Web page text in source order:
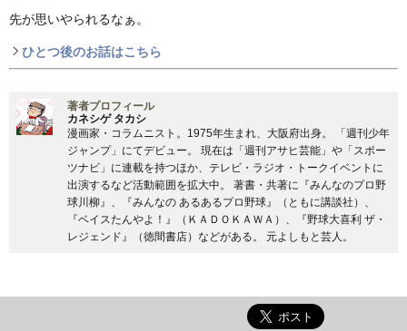
先が思いやられるなぁ。
ひとつ後のお話はこちら
著者プロフィール
カネシゲ タカシ
漫画家・コラムニスト。1975年生まれ、大阪府出身。 「週刊少年
ジャンプ」にてデビュー。 現在は「週刊アサヒ芸能」や「スポー
ツナビ」に連載を持つほか、テレビ・ラジオ・トークイベントに
出演するなど活動範囲を拡大中。 著書・共著に『みんなのプロ野
球川柳』、『みんなの あるあるプロ野球』（ともに講談社）、
『ベイスたんやよ！』（ＫＡＤＯＫＡＷＡ）、『野球大喜利 ザ・
レジェンド』（徳間書店）などがある。 元よしもと芸人。